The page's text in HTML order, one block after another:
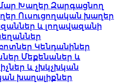
Խաղեր Զարգացնող
Ուսուցողական խաղեր
և լողավազանի
Կենդանիներ
Մեքենաներ և
և չխկչխկան
խաղալիքներ